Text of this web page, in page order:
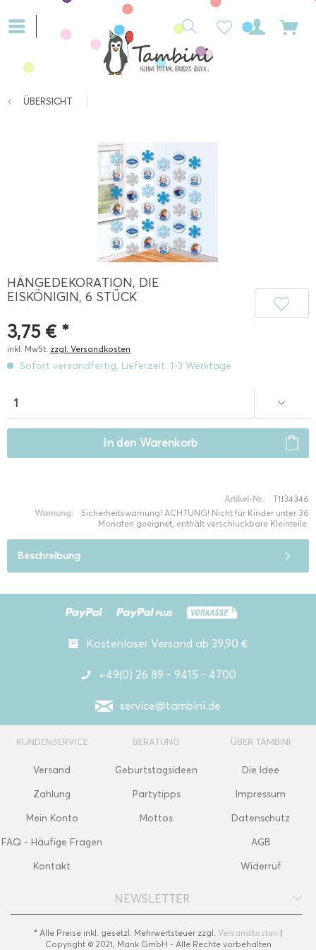
ÜBERSICHT
HÄNGEDEKORATION, DIE
EISKÖNIGIN, 6 STÜCK
3,75 € *
inkl. MwSt. zzgl. Versandkosten
Sofort versandfertig, Lieferzeit: 1-3 Werktage
In den Warenkorb
Artikel-Nr.:
T1134346
Warnung:
Sicherheitswarnung! ACHTUNG! Nicht für Kinder unter 36
Monaten geeignet, enthält verschluckbare Kleinteile.
Beschreibung
Kostenloser Versand ab 39,90 €
+49(0) 26 89 - 9415 - 4700
service@tambini.de
KUNDENSERVICE
Versand
Zahlung
Mein Konto
FAQ - Häufige Fragen
Kontakt
BERATUNG
Geburtstagsideen
Partytipps
Mottos
ÜBER TAMBINI
Die Idee
Impressum
Datenschutz
AGB
Widerruf
NEWSLETTER
* Alle Preise inkl. gesetzl. Mehrwertsteuer zzgl. Versandkosten |
Copyright © 2021, Mank GmbH - Alle Rechte vorbehalten